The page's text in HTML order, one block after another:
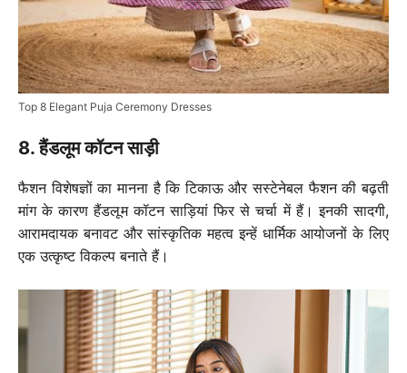
Top 8 Elegant Puja Ceremony Dresses
8. हैंडलूम कॉटन साड़ी
फैशन विशेषज्ञों का मानना है कि टिकाऊ और सस्टेनेबल फैशन की बढ़ती
मांग के कारण हैंडलूम कॉटन साड़ियां फिर से चर्चा में हैं। इनकी सादगी,
आरामदायक बनावट और सांस्कृतिक महत्व इन्हें धार्मिक आयोजनों के लिए
एक उत्कृष्ट विकल्प बनाते हैं।